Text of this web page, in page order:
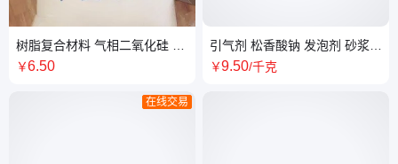
树脂复合材料 气相二氧化硅 M-
5 卡波特M-5 气相白碳黑 沉淀
￥6.50
在线交易
引气剂 松香酸钠 发泡剂 砂浆混
凝土添加 建筑用 表面活性
￥9.50/千克